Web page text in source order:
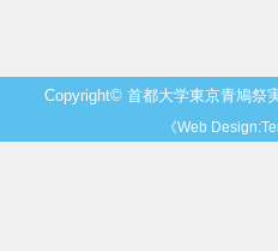
Copyright© 首都大学東京青鳩祭
《Web